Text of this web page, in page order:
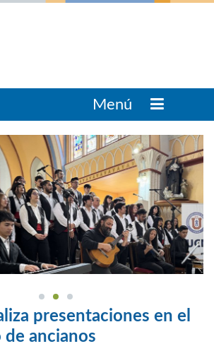
Menú
presentaciones en el
de ancianos